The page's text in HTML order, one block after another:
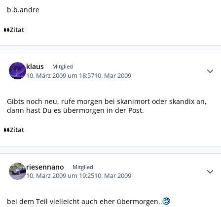
b.b.andre
Zitat
klaus Mitglied
10. März 2009 um 18:5710. Mar 2009
Gibts noch neu, rufe morgen bei skanimort oder skandix an,
dann hast Du es übermorgen in der Post.
Zitat
riesennano Mitglied
10. März 2009 um 19:2510. Mar 2009
bei dem Teil vielleicht auch eher übermorgen..